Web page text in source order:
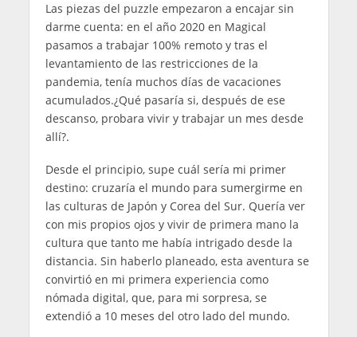
Las piezas del puzzle empezaron a encajar sin
darme cuenta: en el año 2020 en Magical
pasamos a trabajar 100% remoto y tras el
levantamiento de las restricciones de la
pandemia, tenía muchos días de vacaciones
acumulados.¿Qué pasaría si, después de ese
descanso, probara vivir y trabajar un mes desde
allí?.
Desde el principio, supe cuál sería mi primer
destino: cruzaría el mundo para sumergirme en
las culturas de Japón y Corea del Sur. Quería ver
con mis propios ojos y vivir de primera mano la
cultura que tanto me había intrigado desde la
distancia. Sin haberlo planeado, esta aventura se
convirtió en mi primera experiencia como
nómada digital, que, para mi sorpresa, se
extendió a 10 meses del otro lado del mundo.